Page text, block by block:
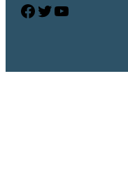
Facebook
Twitter
YouTube